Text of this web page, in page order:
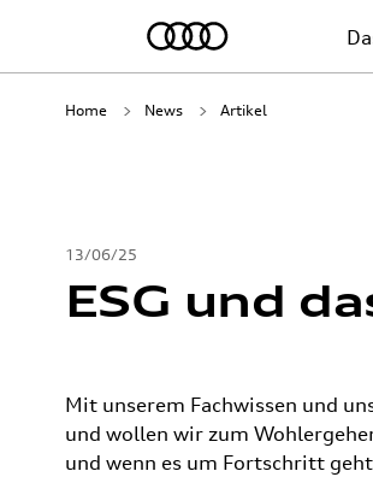
Home News Artikel
13/06/25
ESG und
Mit unserem Fachwissen und
und wollen wir zum
und wenn es um Fortschritt